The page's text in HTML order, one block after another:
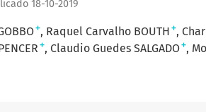
18-10-2019
+ Raquel Carvalho BOUTH +
+ Claudio Guedes SALGADO+